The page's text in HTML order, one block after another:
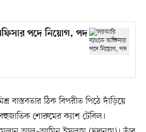
পদে নিয়োগ, পদ
বাস্তবতার ঠিক বিপরীত পিঠে দাঁড়িয়ে
শোরুমের ক্যাশ টেবিল।